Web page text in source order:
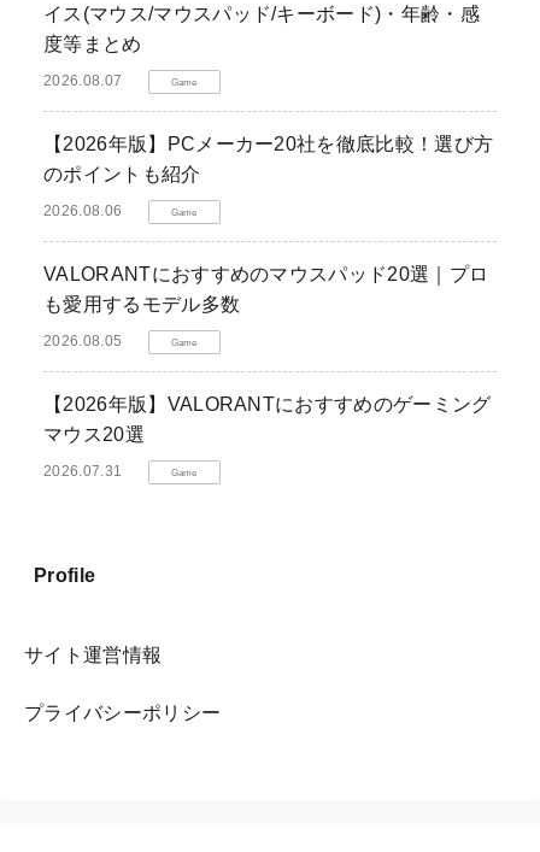
イス(マウス/マウスパッド/キーボード)・年齢・感
度等まとめ
2026.08.07 Game
【2026年版】PCメーカー20社を徹底比較！選び方
のポイントも紹介
2026.08.06 Game
VALORANTにおすすめのマウスパッド20選｜プロ
も愛用するモデル多数
2026.08.05 Game
【2026年版】VALORANTにおすすめのゲーミング
マウス20選
2026.07.31 Game
Profile
サイト運営情報
プライバシーポリシー